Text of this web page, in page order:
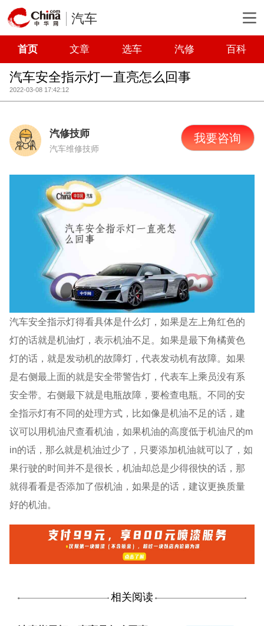
汽车
首页 文章 选车 汽修 百科
汽车安全指示灯一直亮怎么回事
2022-03-08 17:42:12
汽修技师
汽车维修技师
我要咨询
汽车安全指示灯得看具体是什么灯，如果是左上角红色的
灯的话就是机油灯，表示机油不足。如果是最下角橘黄色
灯的话，就是发动机的故障灯，代表发动机有故障。如果
是右侧最上面的就是安全带警告灯，代表车上乘员没有系
安全带。右侧最下就是电瓶故障，要检查电瓶。不同的安
全指示灯有不同的处理方式，比如像是机油不足的话，建
议可以用机油尺查看机油，如果机油的高度低于机油尺的m
in的话，那么就是机油过少了，只要添加机油就可以了，如
果行驶的时间并不是很长，机油却总是少得很快的话，那
就得看看是否添加了假机油，如果是的话，建议更换质量
好的机油。
相关阅读